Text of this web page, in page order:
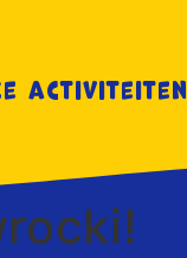
activiteiten